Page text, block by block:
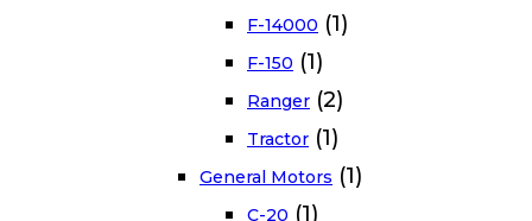
F-14000 (1)
F-150 (1)
Ranger (2)
Tractor (1)
General Motors (1)
C-20 (1)